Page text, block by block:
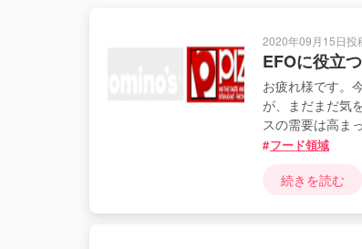
2020年09月15日投
EFOに役立
お疲れ様です。
が、まだまだ気
スの需要は高ま
フード領域
続きを読む